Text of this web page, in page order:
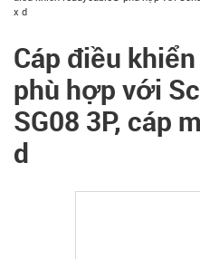
x d
Cáp điều
phù hợp với
SG08 3P, cáp
d